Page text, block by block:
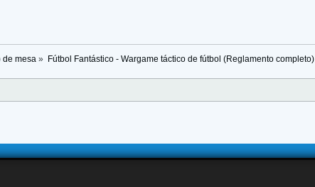
de mesa » Fútbol Fantástico - Wargame táctico de fútbol (Reglamento completo)